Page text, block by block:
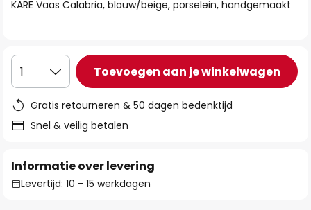
gallerij
KARE Vaas Calabria, blauw/beige, porselein, handgemaakt
1 Toevoegen aan je winkelwagen
Gratis retourneren & 50 dagen bedenktijd
Snel & veilig betalen
Informatie over levering
Levertijd: 10 - 15 werkdagen